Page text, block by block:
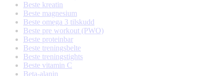
Beste kreatin
Beste magnesium
Beste omega 3 tilskudd
Beste pre workout (PWO)
Beste proteinbar
Beste treningsbelte
Beste treningstights
Beste vitamin C
Beta-alanin